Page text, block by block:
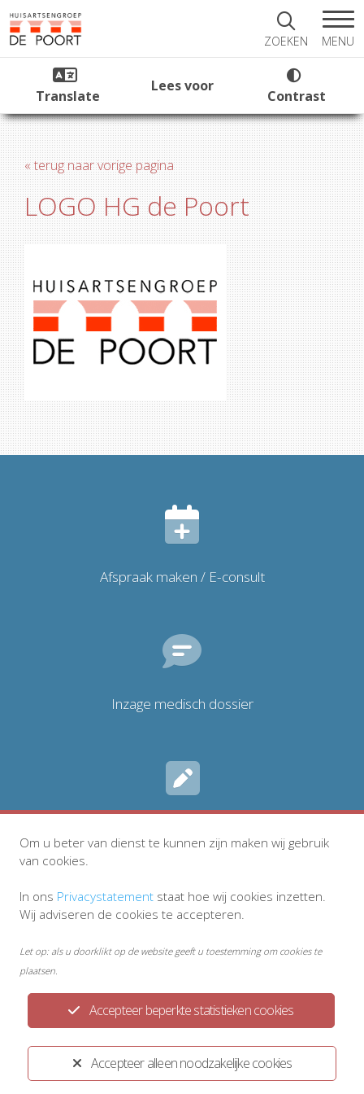
ZOEKEN MENU
Translate
Lees voor
Contrast
« terug naar vorige pagina
LOGO HG de Poort
Afspraak maken / E-consult
Inzage medisch dossier
Privacyreglement Disclaimer
Ontwikkeld door:Yardzorgsites.nl
Accepteer alleen noodzakelijke cookies
Accepteer beperkte statistieken cookies
Om u beter van dienst te kunnen zijn maken wij gebruik
van cookies.
In ons Privacystatement staat hoe wij cookies inzetten.
Wij adviseren de cookies te accepteren.
Let op: als u doorklikt op de website geeft u toestemming om cookies te
plaatsen.